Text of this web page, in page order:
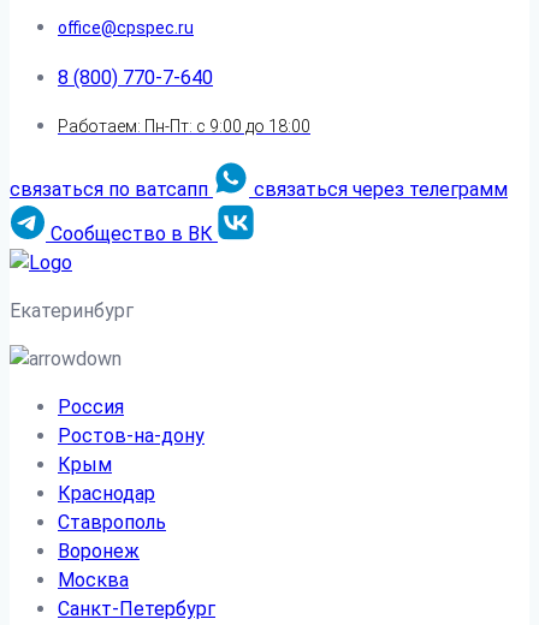
office@cpspec.ru
8 (800) 770-7-640
Работаем: Пн-Пт: с 9:00 до 18:00
связаться по ватсапп
связаться через телеграмм
Сообщество в ВК
Екатеринбург
Россия
Ростов-на-дону
Крым
Краснодар
Ставрополь
Воронеж
Москва
Санкт-Петербург